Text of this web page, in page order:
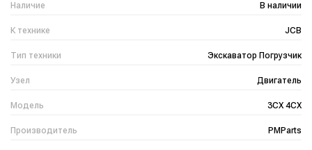
Наличие В наличии
К технике JCB
Тип техники Экскаватор Погрузчик
Узел Двигатель
Модель 3CX 4CX
Производитель PMParts